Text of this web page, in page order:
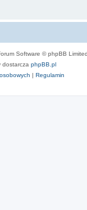
Software © phpBB Limited
dostarcza phpBB.pl
| Regulamin